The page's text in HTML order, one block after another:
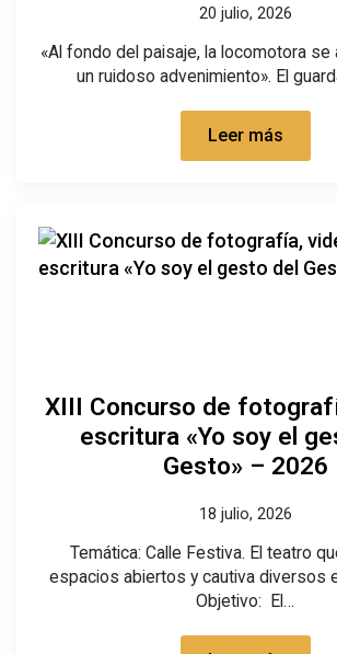
20 julio, 2026
«Al fondo del paisaje, la locomotora se
un ruidoso advenimiento». El
Leer más
XIII Concurso de
escritura «Yo soy el
Gesto» – 2026
18 julio, 2026
Temática: Calle Festiva. El teatro
espacios abiertos y cautiva diversos
Objetivo: El…